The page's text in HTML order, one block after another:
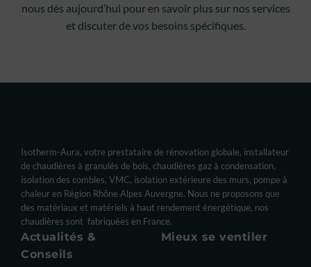
nous dès aujourd’hui pour en savoir plus sur nos services
et discuter de vos besoins spécifiques.
Isotherm-Aura, votre prestataire de rénovation globale, installateur
de chaudières à granulés de bois, chaudières gaz à condensation,
isolation des combles, VMC, isolation extérieure des murs, pompe à
chaleur en Région Rhône Alpes Auvergne. Nous ne proposons que
des matériaux et matériels à haut rendement énergétique, nos
chaudières sont fabriquées en France.
Actualités &
Conseils
Mieux se ventiler